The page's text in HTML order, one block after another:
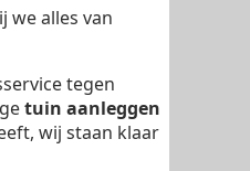
we alles van
tegen
tuin aanleggen
wij staan klaar